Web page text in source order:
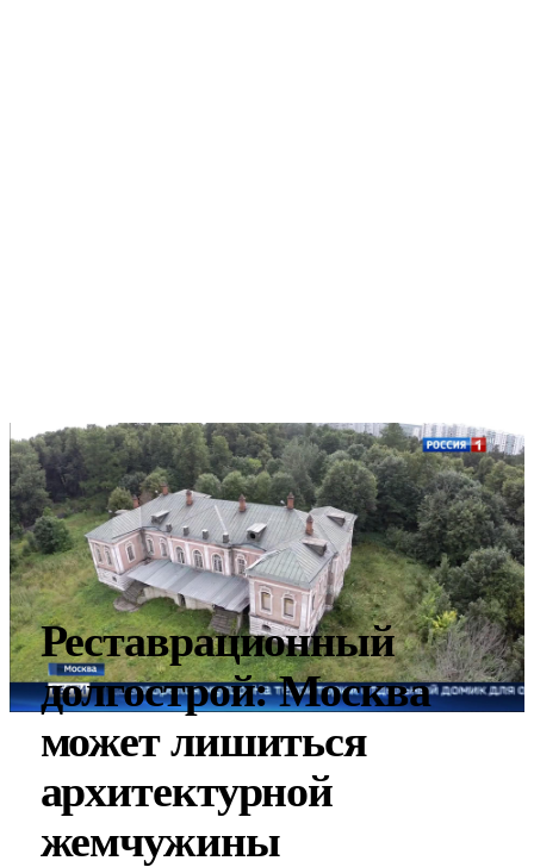
Реставрационный
долгострой: Москва
может лишиться
архитектурной
жемчужины